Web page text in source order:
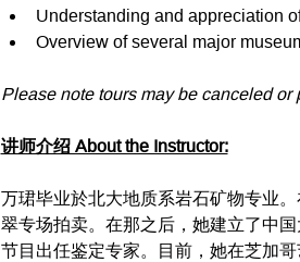
Understanding and appreciation
Overview of several major
Please note tours may be canceled
讲师介绍 About the Instructor:
万珺毕业於北大地质系岩石矿物专业
翠专场拍卖。在那之后，她建立了中
节目出任鉴定专家。目前，她在芝加